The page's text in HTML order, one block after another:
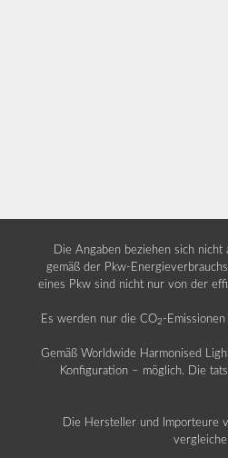
Die Angaben beziehen sich
gemäß der Pkw-
eines Pkw sind nicht nur von der
Es werden nur die CO2 -
Gemäß Worldwide Harmonised
Konfiguration – möglich. Die
Die Hersteller und Importeure